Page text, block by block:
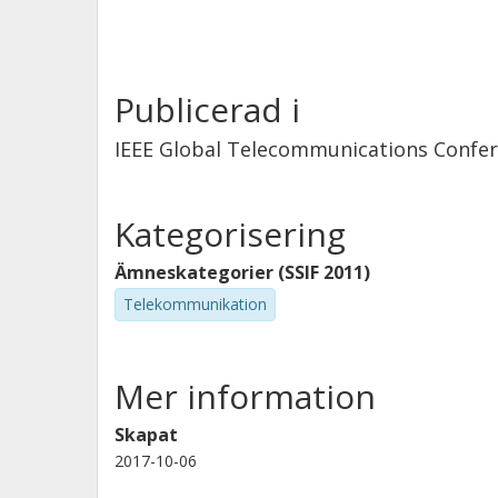
Publicerad i
IEEE Global Telecommunications
Kategorisering
Ämneskategorier (SSIF 2011)
Telekommunikation
Mer information
Skapat
2017-10-06